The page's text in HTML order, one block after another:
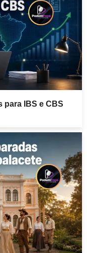
para IBS e CBS